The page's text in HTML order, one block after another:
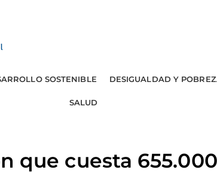
SOSTENIBLE DESIGUALDAD Y
SALUD
que cuesta